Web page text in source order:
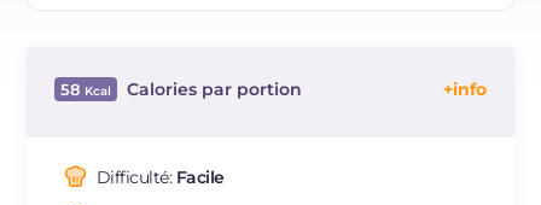
ES
NL
58 Calories par portion
Dont sucres
Difficulté: Facile